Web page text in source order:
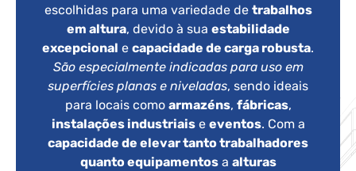
escolhidas para uma variedade de trabalhos
em altura, devido à sua estabilidade
excepcional e capacidade de carga robusta.
São especialmente indicadas para uso em
superfícies planas e niveladas, sendo ideais
para locais como armazéns, fábricas,
instalações industriaise eventos. Com a
capacidade de elevar tanto trabalhadores
quanto equipamentosa alturas